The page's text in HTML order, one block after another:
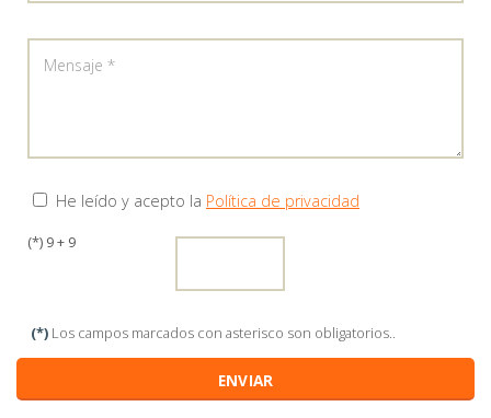
He leído y acepto la Política de privacidad
(*) 9 + 9
(*) Los campos marcados con asterisco son obligatorios..
ENVIAR